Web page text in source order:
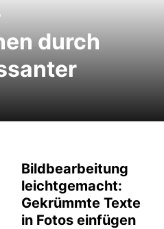
durch
Bildbearbeitung
leichtgemacht:
Gekrümmte Texte
in Fotos einfügen